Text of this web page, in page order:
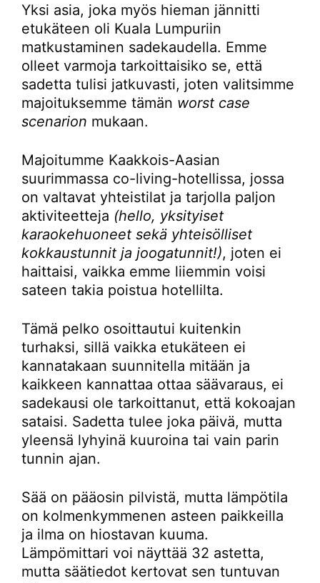
Yksi asia, joka myös hieman jännitti
etukäteen oli Kuala Lumpuriin
matkustaminen sadekaudella. Emme
olleet varmoja tarkoittaisiko se, että
sadetta tulisi jatkuvasti, joten valitsimme
majoituksemme tämän worst case
scenarion mukaan.
Majoitumme Kaakkois-Aasian
suurimmassa co-living-hotellissa, jossa
on valtavat yhteistilat ja tarjolla paljon
aktiviteetteja (hello, yksityiset
karaokehuoneet sekä yhteisölliset
kokkaustunnit ja joogatunnit!), joten ei
haittaisi, vaikka emme liiemmin voisi
sateen takia poistua hotellilta.
Tämä pelko osoittautui kuitenkin
turhaksi, sillä vaikka etukäteen ei
kannatakaan suunnitella mitään ja
kaikkeen kannattaa ottaa säävaraus, ei
sadekausi ole tarkoittanut, että kokoajan
sataisi. Sadetta tulee joka päivä, mutta
yleensä lyhyinä kuuroina tai vain parin
tunnin ajan.
Sää on pääosin pilvistä, mutta lämpötila
on kolmenkymmenen asteen paikkeilla
ja ilma on hiostavan kuuma.
Lämpömittari voi näyttää 32 astetta,
mutta säätiedot kertovat sen tuntuvan